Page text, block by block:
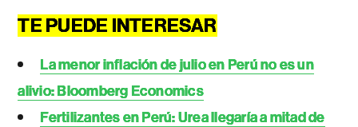
TE PUEDE INTERESAR
La menor inflación de julio en Perú no es un
alivio: Bloomberg Economics
Fertilizantes en Perú: Urea llegaría a mitad de